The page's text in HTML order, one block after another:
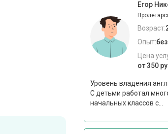
Егор
Возраст:
Опыт:
Цена
от 350
Уровень владения
С детьми работал
начальных классов с...